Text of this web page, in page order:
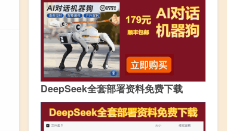
DeepSeek全套部署资料免费下载